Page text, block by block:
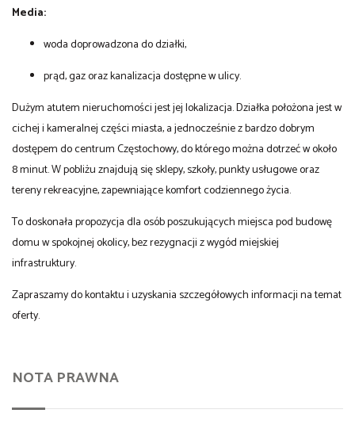
Media:
woda doprowadzona do działki,
prąd, gaz oraz kanalizacja dostępne w ulicy.
Dużym atutem nieruchomości jest jej lokalizacja. Działka położona jest w
cichej i kameralnej części miasta, a jednocześnie z bardzo dobrym
dostępem do centrum Częstochowy, do którego można dotrzeć w około
8 minut. W pobliżu znajdują się sklepy, szkoły, punkty usługowe oraz
tereny rekreacyjne, zapewniające komfort codziennego życia.
To doskonała propozycja dla osób poszukujących miejsca pod budowę
domu w spokojnej okolicy, bez rezygnacji z wygód miejskiej
infrastruktury.
Zapraszamy do kontaktu i uzyskania szczegółowych informacji na temat
oferty.
NOTA PRAWNA